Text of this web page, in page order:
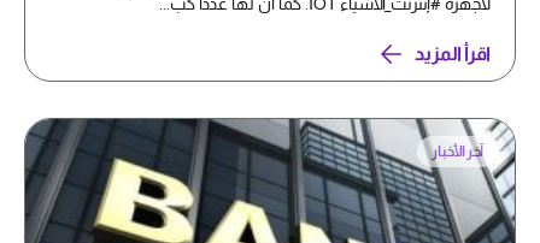
اقرأ المزيد
آخر الأخبار